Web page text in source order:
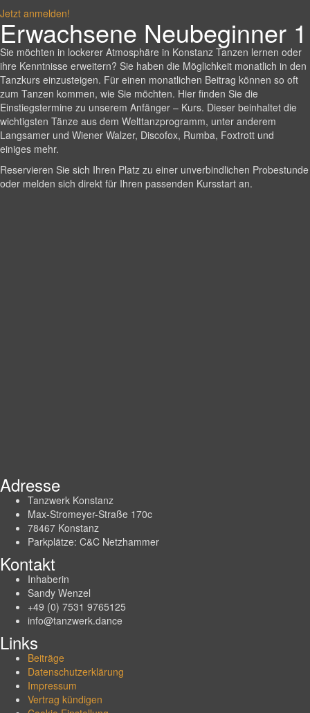
Jetzt anmelden!
Erwachsene Neubeginner 1
Sie möchten in lockerer Atmosphäre in Konstanz Tanzen lernen oder
ihre Kenntnisse erweitern? Sie haben die Möglichkeit monatlich in den
Tanzkurs einzusteigen. Für einen monatlichen Beitrag können so oft
zum Tanzen kommen, wie Sie möchten. Hier finden Sie die
Einstiegstermine zu unserem Anfänger – Kurs. Dieser beinhaltet die
wichtigsten Tänze aus dem Welttanzprogramm, unter anderem
Langsamer und Wiener Walzer, Discofox, Rumba, Foxtrott und
einiges mehr.
Reservieren Sie sich Ihren Platz zu einer unverbindlichen Probestunde
oder melden sich direkt für Ihren passenden Kursstart an.
Adresse
Tanzwerk Konstanz
Max-Stromeyer-Straße 170c
78467 Konstanz
Parkplätze: C&C Netzhammer
Kontakt
Inhaberin
Sandy Wenzel
+49 (0) 7531 9765125
info@tanzwerk.dance
Links
Beiträge
Datenschutzerklärung
Impressum
Vertrag kündigen